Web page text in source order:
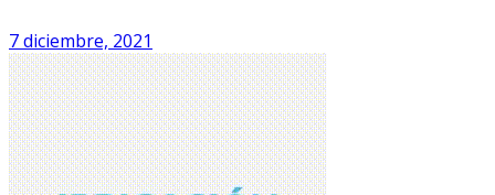
7 diciembre, 2021